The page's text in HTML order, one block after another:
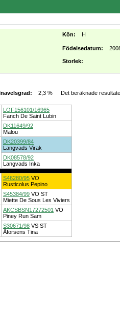
Kön: H
Födelsedatum:
Storlek:
Inavelsgrad: 2,3 % Det beräknade
LOF156101/16965
Fanch De Saint Lubin
DK11649/92
Malou
DK20399/84
Langvads Virak
DK08578/92
Langvads Inka
S46280/95 VO
Rusticolus Pepino
S45384/99 VO ST
Miette De Sous Les Viviers
AKCSBSN17272501 VO
Piney Run Sam
S30671/98 VS ST
Åforsens Tina